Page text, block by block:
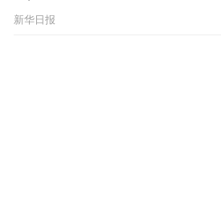
新华日报